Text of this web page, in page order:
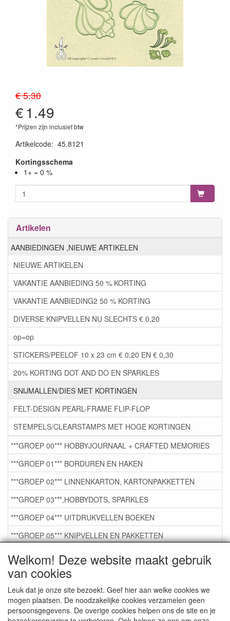
Welkom! Deze website maakt gebruik
van cookies
Leuk dat je onze site bezoekt. Geef hier aan welke cookies we
mogen plaatsen. De noodzakelijke cookies verzamelen geen
persoonsgegevens. De overige cookies helpen ons de site en je
€ 5.30
€1.49
*Prijzen zijn inclusief btw
Artikelcode: 45.8121
Kortingsschema
1+ = 0 %
Artikelen
AANBIEDINGEN ,NIEUWE ARTIKELEN
NIEUWE ARTIKELEN
VAKANTIE AANBIEDING 50 % KORTING
VAKANTIE AANBIEDING2 50 % KORTING
DIVERSE KNIPVELLEN NU SLECHTS € 0,20
op=op
STICKERS/PEELOF 10 x 23 cm € 0,20 EN € 0,30
20% KORTING DOT AND DO EN SPARKLES
SNIJMALLEN/DIES MET KORTINGEN
FELT-DESIGN PEARL-FRAME FLIP-FLOP
STEMPELS/CLEARSTAMPS MET HOGE KORTINGEN
***GROEP 00*** HOBBYJOURNAAL + CRAFTED MEMORIES
***GROEP 01*** BORDUREN EN HAKEN
***GROEP 02*** LINNENKARTON, KARTONPAKKETTEN
***GROEP 03***,HOBBYDOTS, SPARKLES
***GROEP 04*** UITDRUKVELLEN BOEKEN
***GROEP 05*** KNIPVELLEN EN PAKKETTEN
***GROEP 06*** TAPE/LIJM SNIJMALLEN STEMPELS
***GROEP 07*** KAARTEN +SCRAP TOEBEHOREN
***GROEP 08*** TEKENEN EN KLEUREN, GELPEN,MARKER
***GROEP 09*** KRALEN EN TOEBEHOREN